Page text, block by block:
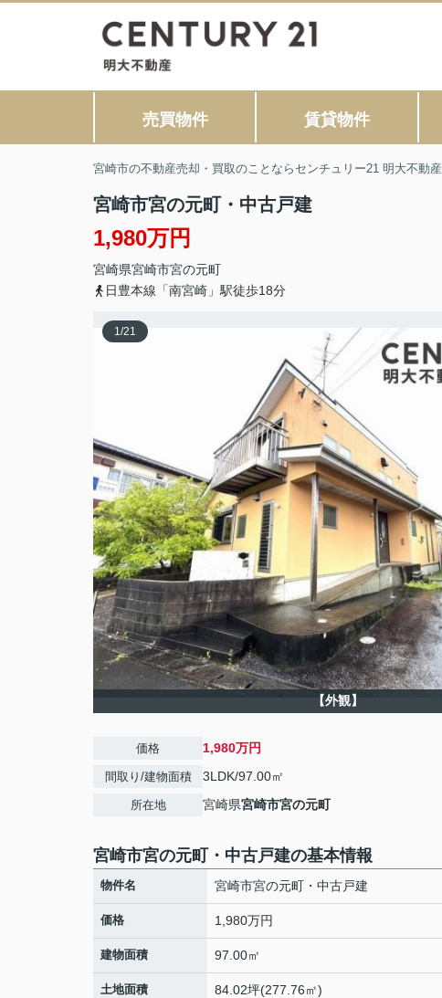
売買物件 賃貸物件
宮崎市の不動産売却・買取のことならセンチュリー21 明大不動産
宮崎市宮の元町・中古戸建
1,980万円
宮崎県宮崎市宮の元町
日豊本線「南宮崎」駅徒歩18分
1/21
【外観】
価格 1,980万円
間取り/建物面積 3LDK/97.00㎡
所在地 宮崎県宮崎市宮の元町
宮崎市宮の元町・中古戸建の基本情報
物件名 宮崎市宮の元町・中古戸建
価格 1,980万円
建物面積 97.00㎡
土地面積 84.02坪(277.76㎡)